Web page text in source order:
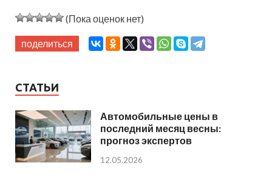
(Пока оценок нет)
поделиться
СТАТЬИ
Автомобильные цены в
последний месяц весны:
прогноз экспертов
12.05.2026